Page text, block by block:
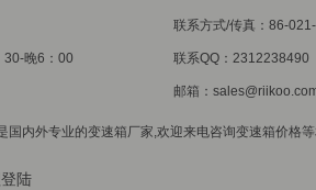
30-晚6：00
联系方式/传真：86-
联系QQ：2312238490
邮箱：
国内外专业的变速箱厂家,欢迎来电咨询变速箱价格
陆